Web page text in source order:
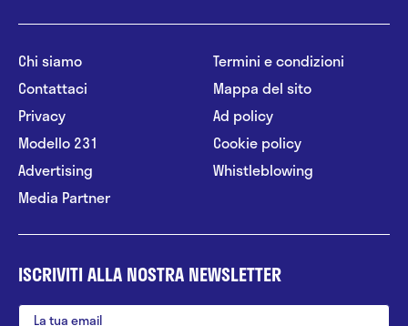
Chi siamo
Contattaci
Privacy
Modello 231
Advertising
Media Partner
Termini e condizioni
Mappa del sito
Ad policy
Cookie policy
Whistleblowing
ISCRIVITI ALLA NOSTRA NEWSLETTER